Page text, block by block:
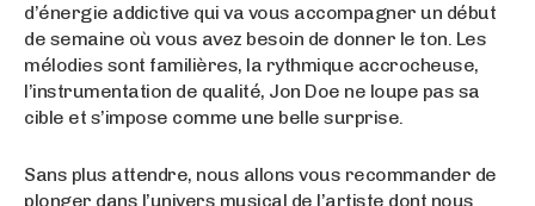
d’énergie addictive qui va vous accompagner un début
de semaine où vous avez besoin de donner le ton. Les
mélodies sont familières, la rythmique accrocheuse,
l’instrumentation de qualité, Jon Doe ne loupe pas sa
cible et s’impose comme une belle surprise.
Sans plus attendre, nous allons vous recommander de
plonger dans l’univers musical de l’artiste dont nous